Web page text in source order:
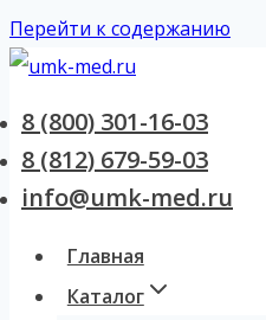
Перейти к содержанию
8 (800) 301-16-03
8 (812) 679-59-03
info@umk-med.ru
Главная
Каталог